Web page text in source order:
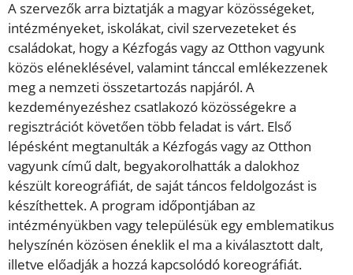
A szervezők arra biztatják a magyar közösségeket,
intézményeket, iskolákat, civil szervezeteket és
családokat, hogy a Kézfogás vagy az Otthon vagyunk
közös eléneklésével, valamint tánccal emlékezzenek
meg a nemzeti összetartozás napjáról. A
kezdeményezéshez csatlakozó közösségekre a
regisztrációt követően több feladat is várt. Első
lépésként megtanulták a Kézfogás vagy az Otthon
vagyunk című dalt, begyakorolhatták a dalokhoz
készült koreográfiát, de saját táncos feldolgozást is
készíthettek. A program időpontjában az
intézményükben vagy településük egy emblematikus
helyszínén közösen éneklik el ma a kiválasztott dalt,
illetve előadják a hozzá kapcsolódó koreográfiát.